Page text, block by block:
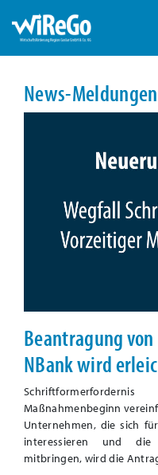
News-
Beantragung
NBank wird
Maßnahmenbeginn
Unternehmen, die sich
interessieren und die
mitbringen, wird die